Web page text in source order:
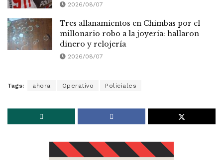
2026/08/07
Tres allanamientos en Chimbas por el
millonario robo a la joyería: hallaron
dinero y relojería
2026/08/07
Tags: ahora Operativo Policiales